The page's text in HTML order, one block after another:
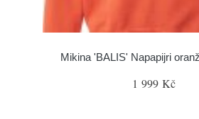
Mikina 'BALIS' Napapijri
1 999 Kč